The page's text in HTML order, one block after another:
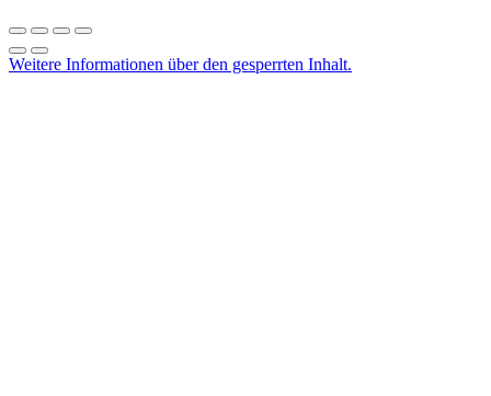
Weitere Informationen über den gesperrten Inhalt.